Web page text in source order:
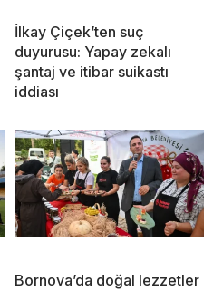
İlkay Çiçek’ten suç
duyurusu: Yapay zekalı
şantaj ve itibar suikastı
iddiası
Bornova’da doğal lezzetler